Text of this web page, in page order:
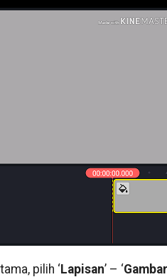
pilih ‘Lapisan’ – ‘Gambar